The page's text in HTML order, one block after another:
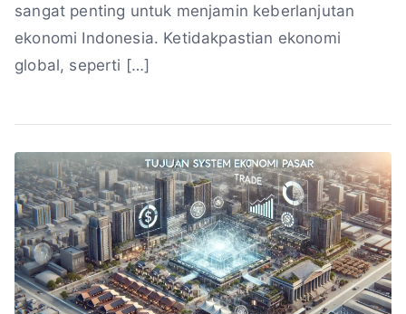
sangat penting untuk menjamin keberlanjutan
ekonomi Indonesia. Ketidakpastian ekonomi
global, seperti […]